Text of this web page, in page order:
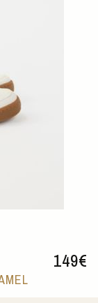
149€